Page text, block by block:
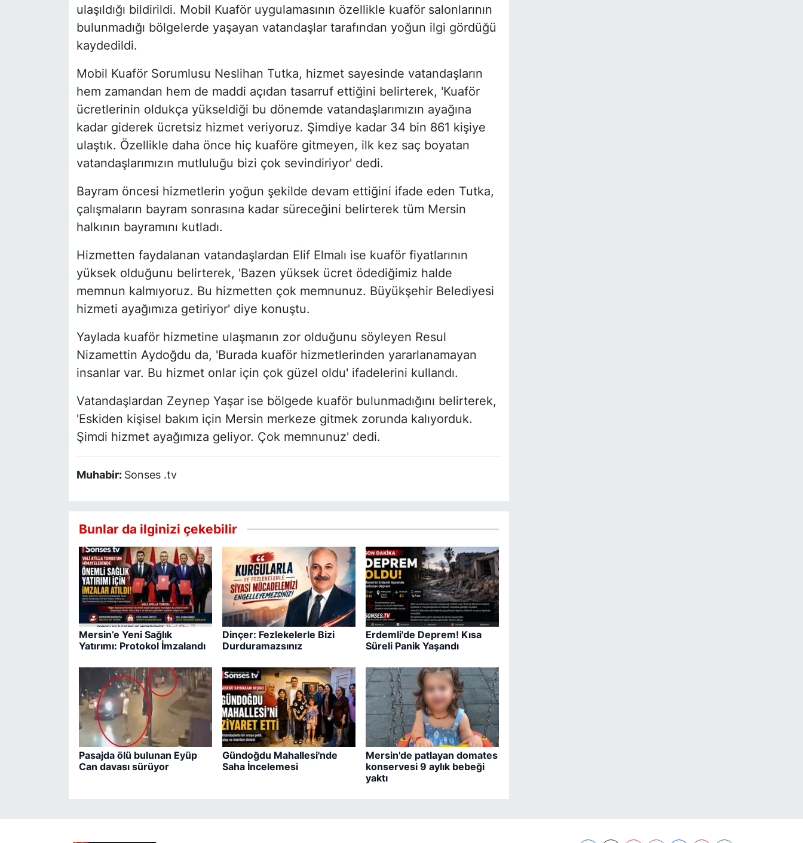
ulaşıldığı bildirildi. Mobil Kuaför uygulamasının özellikle kuaför salonlarının
bulunmadığı bölgelerde yaşayan vatandaşlar tarafından yoğun ilgi gördüğü
kaydedildi.
Mobil Kuaför Sorumlusu Neslihan Tutka, hizmet sayesinde vatandaşların
hem zamandan hem de maddi açıdan tasarruf ettiğini belirterek, 'Kuaför
ücretlerinin oldukça yükseldiği bu dönemde vatandaşlarımızın ayağına
kadar giderek ücretsiz hizmet veriyoruz. Şimdiye kadar 34 bin 861 kişiye
ulaştık. Özellikle daha önce hiç kuaföre gitmeyen, ilk kez saç boyatan
vatandaşlarımızın mutluluğu bizi çok sevindiriyor' dedi.
Bayram öncesi hizmetlerin yoğun şekilde devam ettiğini ifade eden Tutka,
çalışmaların bayram sonrasına kadar süreceğini belirterek tüm Mersin
halkının bayramını kutladı.
Hizmetten faydalanan vatandaşlardan Elif Elmalı ise kuaför fiyatlarının
yüksek olduğunu belirterek, 'Bazen yüksek ücret ödediğimiz halde
memnun kalmıyoruz. Bu hizmetten çok memnunuz. Büyükşehir Belediyesi
hizmeti ayağımıza getiriyor' diye konuştu.
Yaylada kuaför hizmetine ulaşmanın zor olduğunu söyleyen Resul
Nizamettin Aydoğdu da, 'Burada kuaför hizmetlerinden yararlanamayan
insanlar var. Bu hizmet onlar için çok güzel oldu' ifadelerini kullandı.
Vatandaşlardan Zeynep Yaşar ise bölgede kuaför bulunmadığını belirterek,
'Eskiden kişisel bakım için Mersin merkeze gitmek zorunda kalıyorduk.
Şimdi hizmet ayağımıza geliyor. Çok memnunuz' dedi.
Muhabir: Sonses .tv
Bunlar da ilginizi çekebilir
Mersin’e Yeni Sağlık
Yatırımı: Protokol İmzalandı
Dinçer: Fezlekelerle Bizi
Durduramazsınız
Erdemli'de Deprem! Kısa
Süreli Panik Yaşandı
Pasajda ölü bulunan Eyüp
Can davası sürüyor
Gündoğdu Mahallesi'nde
Saha İncelemesi
Mersin'de patlayan domates
konservesi 9 aylık bebeği
yaktı